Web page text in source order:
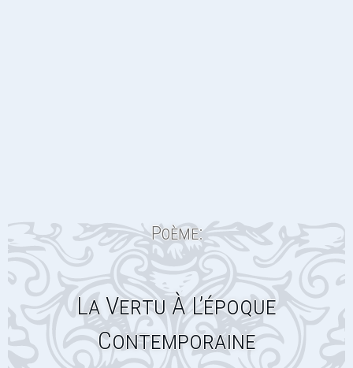
Poème:
La Vertu À L’époque
Contemporaine